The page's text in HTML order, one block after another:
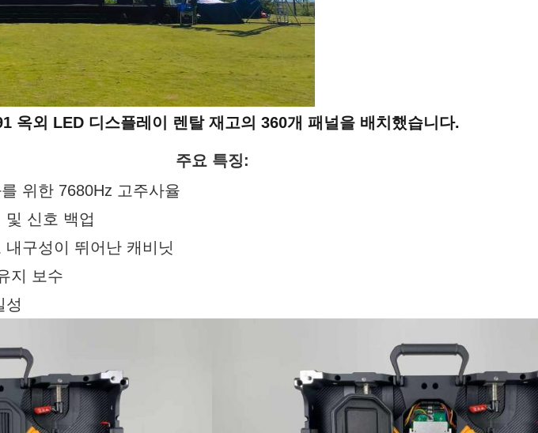
옥외 LED 디스플레이 렌탈 재고의 360개 패널을 배치했습니다.
주요 특징:
위한 7680Hz 고주사율
신호 백업
구성이 뛰어난 캐비닛
지 보수
성